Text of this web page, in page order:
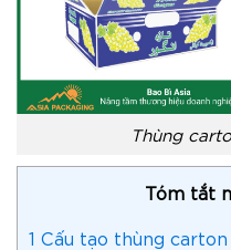
Thùng
Tóm tắt
1 Cấu tạo thùng